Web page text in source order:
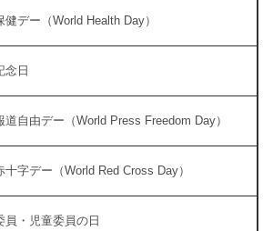
健デー（World Health Day）
念日
道自由デー（World Press Freedom Day）
十字デー（World Red Cross Day）
員・児童委員の日